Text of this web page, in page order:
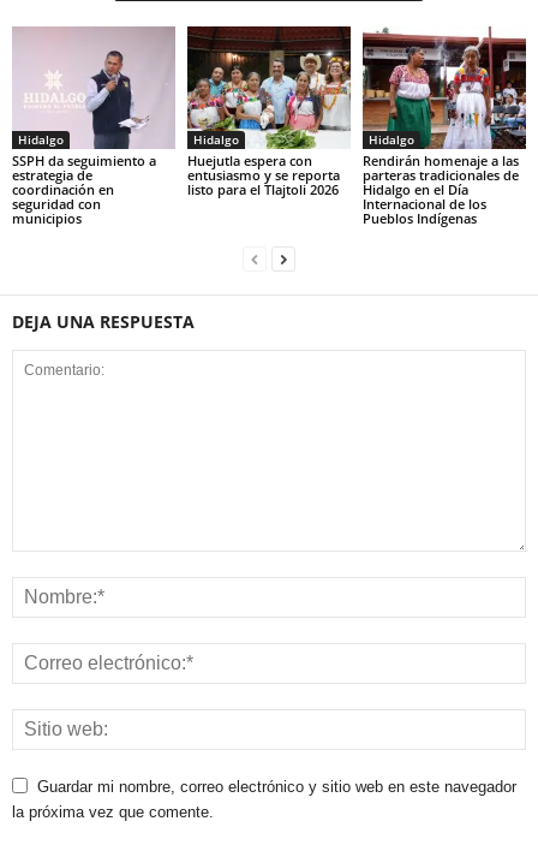
Hidalgo
SSPH da seguimiento a
estrategia de
coordinación en
seguridad con
municipios
Hidalgo
Huejutla espera con
entusiasmo y se reporta
listo para el Tlajtoli 2026
Hidalgo
Rendirán homenaje a las
parteras tradicionales de
Hidalgo en el Día
Internacional de los
Pueblos Indígenas
DEJA UNA RESPUESTA
Guardar mi nombre, correo electrónico y sitio web en este navegador
la próxima vez que comente.